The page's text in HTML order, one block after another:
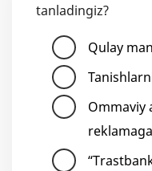
tanladingiz?
Qulay
Ommaviy